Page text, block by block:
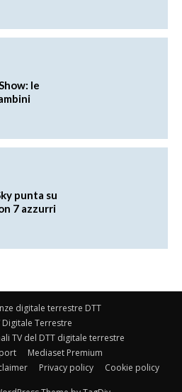
le
punta su
7 azzurri
digitale terrestre DTT
Digitale Terrestre
TV del DTT digitale terrestre
Mediaset Premium
Privacy policy Cookie policy